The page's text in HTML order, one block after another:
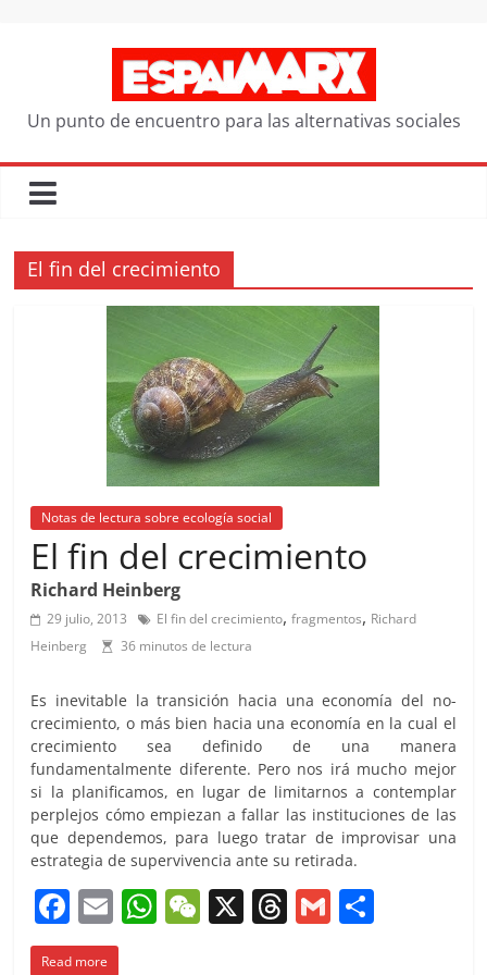
Un punto de encuentro para las alternativas sociales
El fin del crecimiento
Notas de lectura sobre ecología social
El fin del crecimiento
Richard Heinberg
29 julio, 2013 El fin del crecimiento,fragmentos, Richard
Heinberg
36 minutos de lectura
Es inevitable la transición hacia una economía del no-
crecimiento, o más bien hacia una economía en la cual el
crecimiento sea definido de una manera
fundamentalmente diferente. Pero nos irá mucho mejor
si la planificamos, en lugar de limitarnos a contemplar
perplejos cómo empiezan a fallar las instituciones de las
que dependemos, para luego tratar de improvisar una
estrategia de supervivencia ante su retirada.
F
a
E
m
W
h
W
e
X T
h
G
m
Read more